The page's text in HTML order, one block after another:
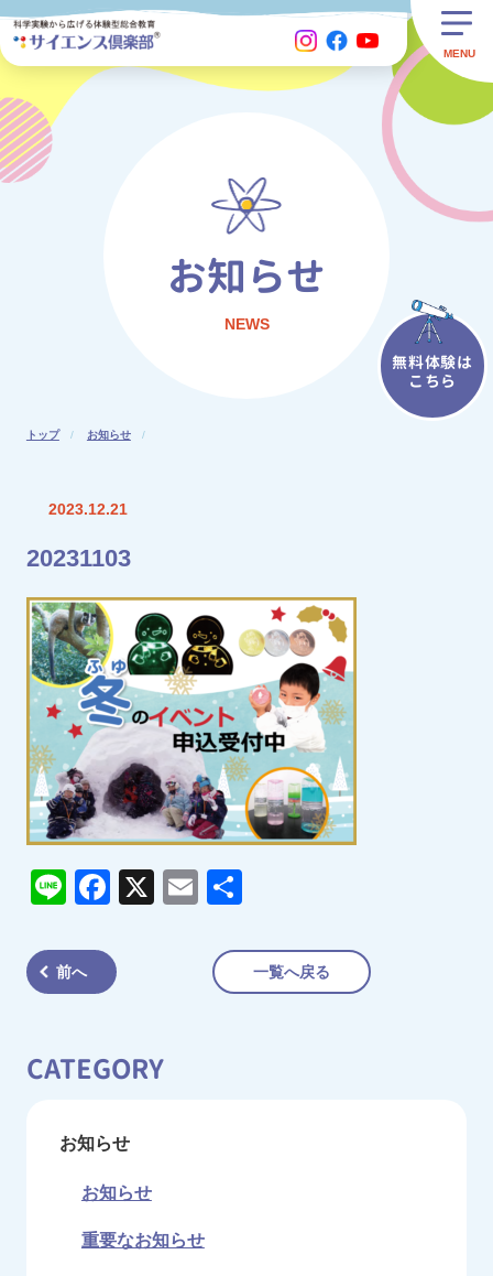
無料体験は
こちら
お知らせ
NEWS
トップ お知らせ
2023.12.21
20231103
LineFacebook
X Email
共
前へ 一覧へ戻る
CATEGORY
お知らせ
お知らせ
重要なお知らせ